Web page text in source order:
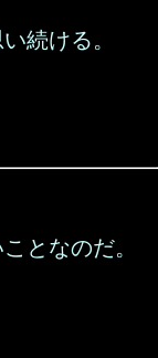
続ける。
となのだ。